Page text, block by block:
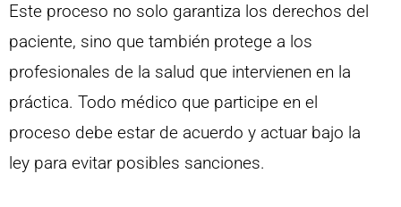
Este proceso no solo garantiza los derechos del
paciente, sino que también protege a los
profesionales de la salud que intervienen en la
práctica. Todo médico que participe en el
proceso debe estar de acuerdo y actuar bajo la
ley para evitar posibles sanciones.